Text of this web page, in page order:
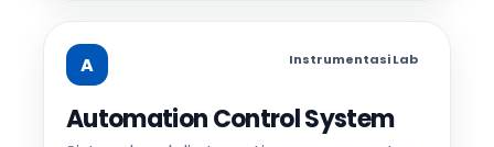
A Instrumentasi Lab
Automation Control System